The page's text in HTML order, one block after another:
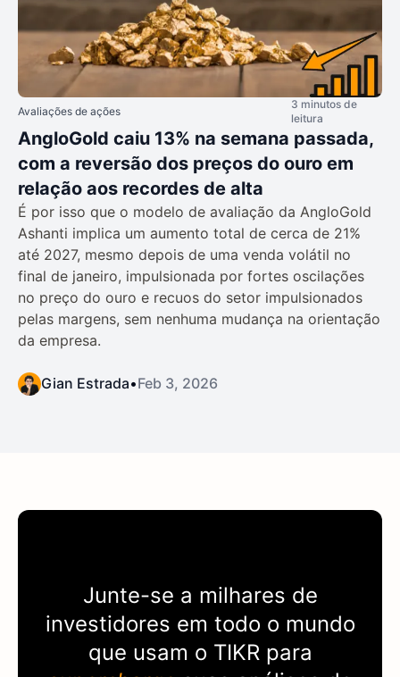
Avaliações de ações
3 minutos de
leitura
AngloGold caiu 13% na semana passada,
com a reversão dos preços do ouro em
relação aos recordes de alta
É por isso que o modelo de avaliação da AngloGold
Ashanti implica um aumento total de cerca de 21%
até 2027, mesmo depois de uma venda volátil no
final de janeiro, impulsionada por fortes oscilações
no preço do ouro e recuos do setor impulsionados
pelas margens, sem nenhuma mudança na orientação
da empresa.
Gian Estrada•Feb 3, 2026
Junte-se a milhares de
investidores em todo o mundo
que usam o TIKRpara